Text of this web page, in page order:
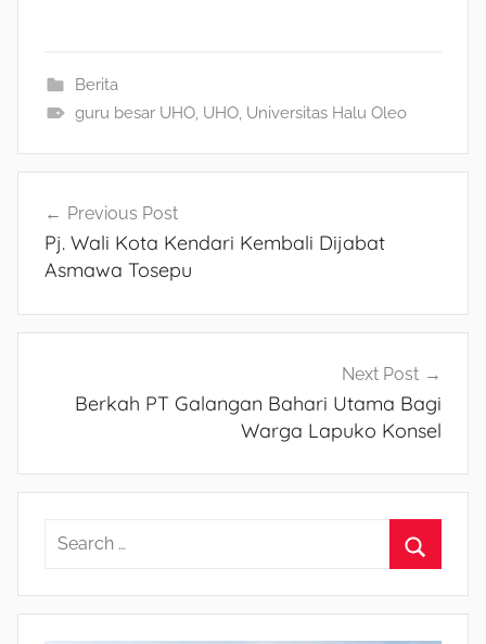
Berita
guru besar UHO, UHO, Universitas Halu Oleo
Navigasi
pos
Previous Post
Pj. Wali Kota Kendari Kembali Dijabat
Asmawa Tosepu
Next Post
Berkah PT Galangan Bahari Utama Bagi
Warga Lapuko Konsel
a
e